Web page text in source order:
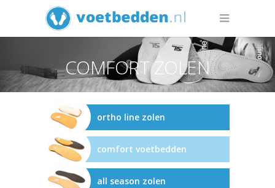
COMFORT ZOLEN
ortho line zolen
comfort voetbedden
all season zolen